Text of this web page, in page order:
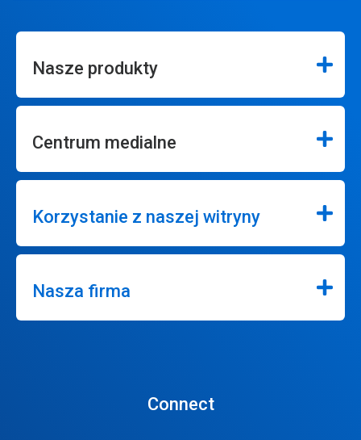
Nasze produkty
Centrum medialne
Korzystanie z naszej witryny
Nasza firma
Connect